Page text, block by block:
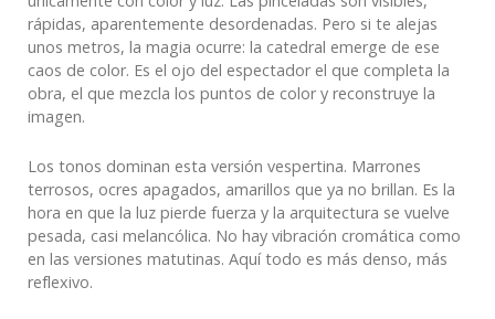
rápidas, aparentemente desordenadas. Pero si te alejas
unos metros, la magia ocurre: la catedral emerge de ese
caos de color. Es el ojo del espectador el que completa la
obra, el que mezcla los puntos de color y reconstruye la
imagen.
Los tonos dominan esta versión vespertina. Marrones
terrosos, ocres apagados, amarillos que ya no brillan. Es la
hora en que la luz pierde fuerza y la arquitectura se vuelve
pesada, casi melancólica. No hay vibración cromática como
en las versiones matutinas. Aquí todo es más denso, más
reflexivo.